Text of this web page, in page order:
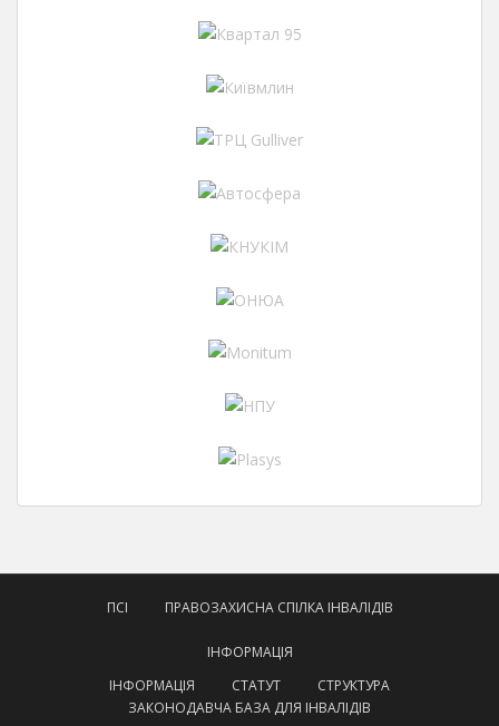
ПСІ ПРАВОЗАХИСНА СПІЛКА ІНВАЛІДІВ
ІНФОРМАЦІЯ
ІНФОРМАЦІЯ
СТАТУТ
СТРУКТУРА
ЗАКОНОДАВЧА БАЗА ДЛЯ ІНВАЛІДІВ